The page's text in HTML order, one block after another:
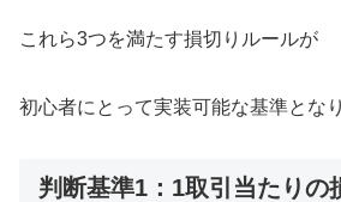
これら3つを満たす損切りルールが
初心者にとって実装可能な基準とな
判断基準1：1取引当たりの